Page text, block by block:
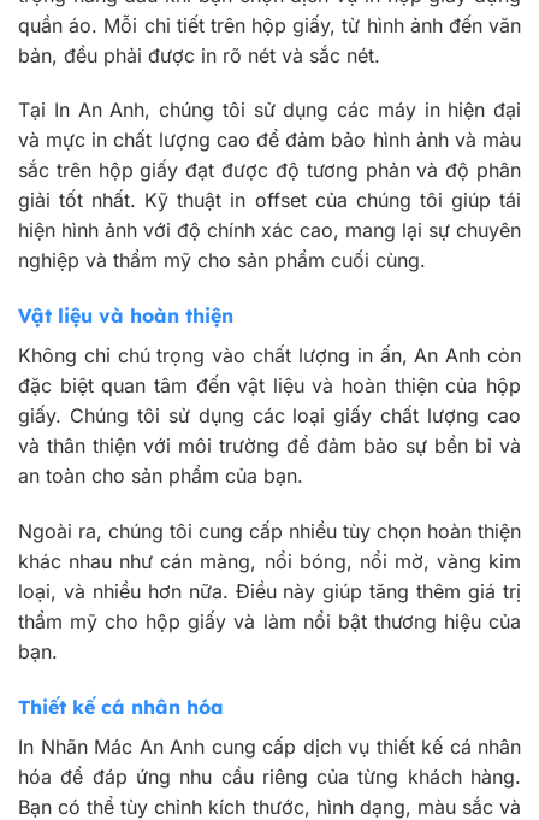
quần áo. Mỗi chi tiết trên hộp giấy, từ hình ảnh đến văn
bản, đều phải được in rõ nét và sắc nét.
Tại In An Anh, chúng tôi sử dụng các máy in hiện đại
và mực in chất lượng cao để đảm bảo hình ảnh và màu
sắc trên hộp giấy đạt được độ tương phản và độ phân
giải tốt nhất. Kỹ thuật in offset của chúng tôi giúp tái
hiện hình ảnh với độ chính xác cao, mang lại sự chuyên
nghiệp và thẩm mỹ cho sản phẩm cuối cùng.
Vật liệu và hoàn thiện
Không chỉ chú trọng vào chất lượng in ấn, An Anh còn
đặc biệt quan tâm đến vật liệu và hoàn thiện của hộp
giấy. Chúng tôi sử dụng các loại giấy chất lượng cao
và thân thiện với môi trường để đảm bảo sự bền bỉ và
an toàn cho sản phẩm của bạn.
Ngoài ra, chúng tôi cung cấp nhiều tùy chọn hoàn thiện
khác nhau như cán màng, nổi bóng, nổi mờ, vàng kim
loại, và nhiều hơn nữa. Điều này giúp tăng thêm giá trị
thẩm mỹ cho hộp giấy và làm nổi bật thương hiệu của
bạn.
Thiết kế cá nhân hóa
In Nhãn Mác An Anh cung cấp dịch vụ thiết kế cá nhân
hóa để đáp ứng nhu cầu riêng của từng khách hàng.
Bạn có thể tùy chỉnh kích thước, hình dạng, màu sắc và